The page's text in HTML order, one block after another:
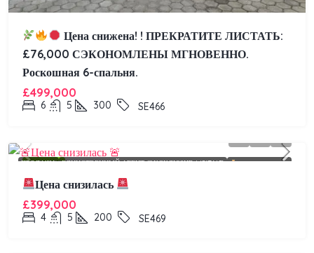
Цена снижена! ! ПРЕКРАТИТЕ ЛИСТАТЬ:
£76,000 СЭКОНОМЛЕНЫ МГНОВЕННО.
Роскошная 6-спальня.
£499,000
6 5 300 SE466
FEATURED
ПРОДАЖА ЕДИНСТВЕННЫЙ АГЕНТ (ЭКСКЛЮЗИВ LISITNG) ПАДЕНИЕ ЦЕН
Цена снизилась
£399,000
4 5 200 SE469